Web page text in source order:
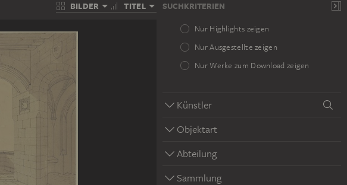
BILDER TITEL SUCHKRITERIEN
Nur Highlights zeigen
Nur Ausgestellte zeigen
Nur Werke zum Download zeigen
Künstler
Objektart
Abteilung
Sammlung